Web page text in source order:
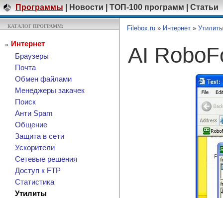
Программы Новости ТОП-100 программ Статьи
КАТАЛОГ ПРОГРАММ:
Интернет
Браузеры
Почта
Обмен файлами
Менеджеры закачек
Поиск
Анти Spam
Общение
Защита в сети
Ускорители
Сетевые решения
Доступ к FTP
Cтатистика
Утилиты
Filebox.ru » Интернет » Утилиты
AI